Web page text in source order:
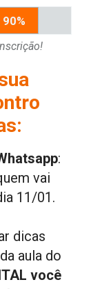
90%
:
vai
11/01.
dicas
aula do
você